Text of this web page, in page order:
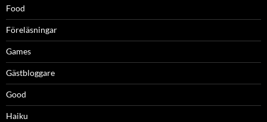
Food
Föreläsningar
Games
Gästbloggare
Good
Haiku